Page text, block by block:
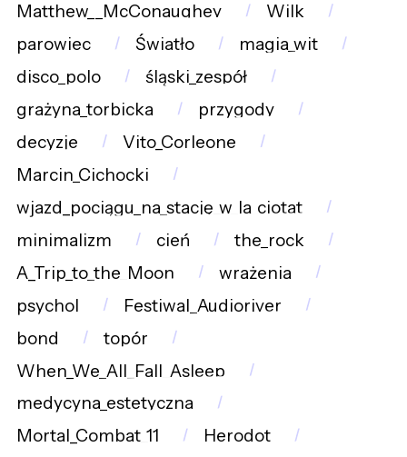
Matthew__McConaughey
Wilk
parowiec
Światło
magia_wit
disco_polo
śląski_zespół
grażyna_torbicka
przygody
decyzje
Vito_Corleone
Marcin_Cichocki
wjazd_pociągu_na_stację_w_la_ciotat
minimalizm
cień
the_rock
A_Trip_to_the_Moon
wrażenia
psychol
Festiwal_Audioriver
bond
topór
When_We_All_Fall_Asleep
medycyna_estetyczna
Mortal_Combat_11
Herodot